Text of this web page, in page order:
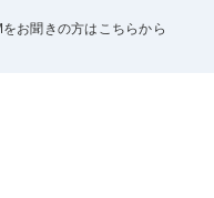
お聞きの方はこちらから